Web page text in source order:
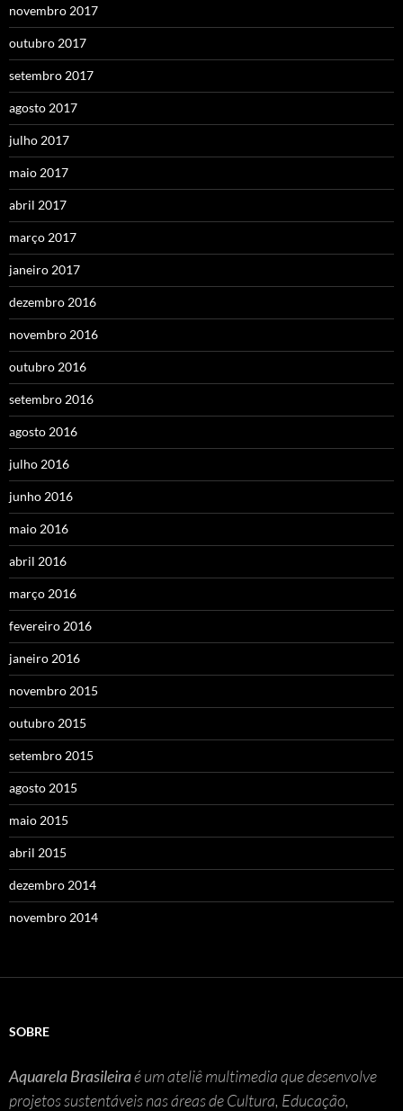
novembro 2017
outubro 2017
setembro 2017
agosto 2017
julho 2017
maio 2017
abril 2017
março 2017
janeiro 2017
dezembro 2016
novembro 2016
outubro 2016
setembro 2016
agosto 2016
julho 2016
junho 2016
maio 2016
abril 2016
março 2016
fevereiro 2016
janeiro 2016
novembro 2015
outubro 2015
setembro 2015
agosto 2015
maio 2015
abril 2015
dezembro 2014
novembro 2014
SOBRE
Aquarela Brasileiraé um ateliê multimedia que desenvolve
projetos sustentáveis nas áreas de Cultura, Educação,